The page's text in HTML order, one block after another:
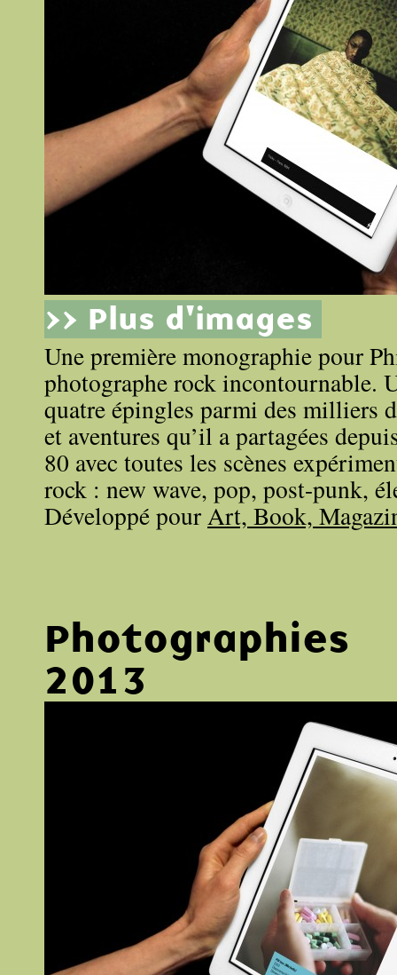
>> Plus d'images
Une première monographie pour
photographe rock incontournable.
quatre épingles parmi des milliers
et aventures qu’il a partagées
80 avec toutes les scènes
rock : new wave, pop, post-punk,
Développé pourArt, Book,
Photographies
2013